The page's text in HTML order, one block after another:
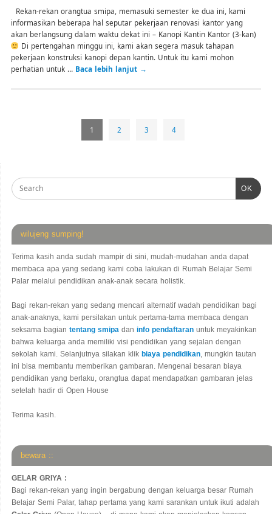
Rekan-rekan orangtua smipa, memasuki semester ke dua ini, kami
informasikan beberapa hal seputar pekerjaan renovasi kantor yang
akan berlangsung dalam waktu dekat ini – Kanopi Kantin Kantor (3-kan)
Di pertengahan minggu ini, kami akan segera masuk tahapan
pekerjaan konstruksi kanopi depan kantin. Untuk itu kami mohon
perhatian untuk … Baca lebih lanjut →
1 2 3 4
OK
wilujeng sumping!
Terima kasih anda sudah mampir di sini, mudah-mudahan anda dapat
membaca apa yang sedang kami coba lakukan di Rumah Belajar Semi
Palar melalui pendidikan anak-anak secara holistik.
Bagi rekan-rekan yang sedang mencari alternatif wadah pendidikan bagi
anak-anaknya, kami persilakan untuk pertama-tama membaca dengan
seksama bagian tentang smipa dan info pendaftaran untuk meyakinkan
bahwa keluarga anda memiliki visi pendidikan yang sejalan dengan
sekolah kami. Selanjutnya silakan klik biaya pendidikan, mungkin tautan
ini bisa membantu memberikan gambaran. Mengenai besaran biaya
pendidikan yang berlaku, orangtua dapat mendapatkan gambaran jelas
setelah hadir di Open House
Terima kasih.
bewara ::
GELAR GRIYA :
Bagi rekan-rekan yang ingin bergabung dengan keluarga besar Rumah
Belajar Semi Palar, tahap pertama yang kami sarankan untuk ikuti adalah